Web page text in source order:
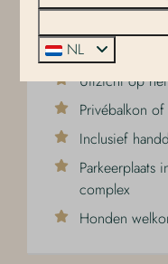
Nederland, Noord-
2
2
Uitzicht op
Privébalkon
Inclusief
Parkeerplaats
complex
Honden
NL